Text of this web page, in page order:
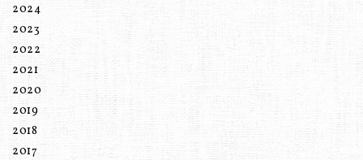
2024
2023
2022
2021
2020
2019
2018
2017